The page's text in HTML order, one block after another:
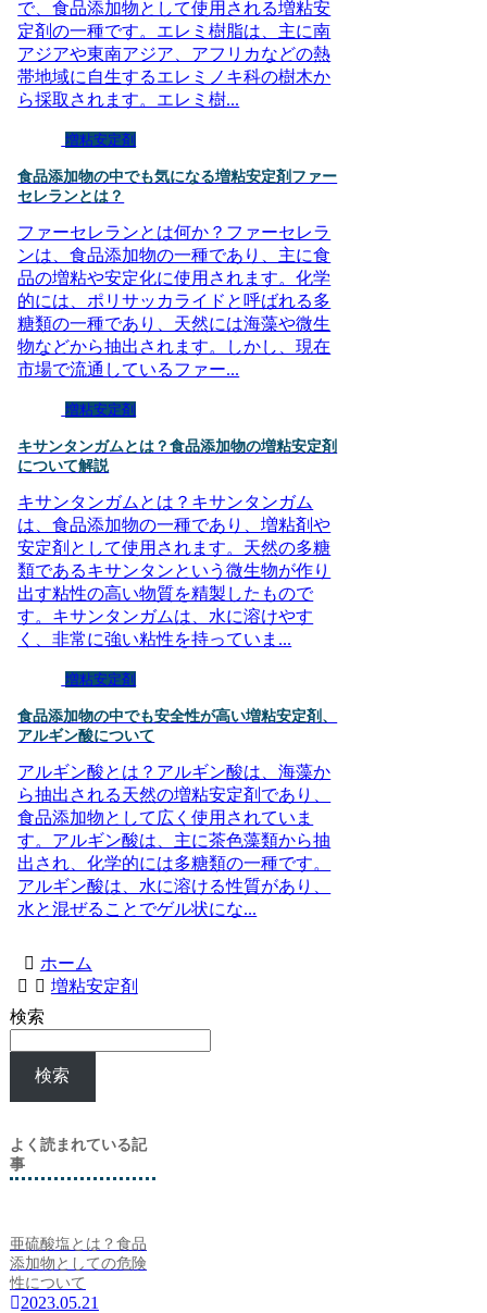
で、食品添加物として使用される増粘安
定剤の一種です。エレミ樹脂は、主に南
アジアや東南アジア、アフリカなどの熱
帯地域に自生するエレミノキ科の樹木か
ら採取されます。エレミ樹...
増粘安定剤
食品添加物の中でも気になる増粘安定剤ファー
セレランとは？
ファーセレランとは何か？ファーセレラ
ンは、食品添加物の一種であり、主に食
品の増粘や安定化に使用されます。化学
的には、ポリサッカライドと呼ばれる多
糖類の一種であり、天然には海藻や微生
物などから抽出されます。しかし、現在
市場で流通しているファー...
増粘安定剤
キサンタンガムとは？食品添加物の増粘安定剤
について解説
キサンタンガムとは？キサンタンガム
は、食品添加物の一種であり、増粘剤や
安定剤として使用されます。天然の多糖
類であるキサンタンという微生物が作り
出す粘性の高い物質を精製したもので
す。キサンタンガムは、水に溶けやす
く、非常に強い粘性を持っていま...
増粘安定剤
食品添加物の中でも安全性が高い増粘安定剤、
アルギン酸について
アルギン酸とは？アルギン酸は、海藻か
ら抽出される天然の増粘安定剤であり、
食品添加物として広く使用されていま
す。アルギン酸は、主に茶色藻類から抽
出され、化学的には多糖類の一種です。
アルギン酸は、水に溶ける性質があり、
水と混ぜることでゲル状にな...
ホーム
増粘安定剤
検索
検索
よく読まれている記
事
亜硫酸塩とは？食品
添加物としての危険
性について
2023.05.21